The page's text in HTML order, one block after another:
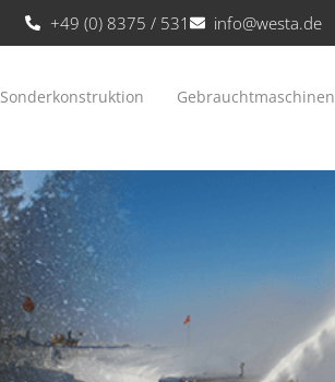
+49 (0) 8375 / 531 info@westa.de
Sonderkonstruktion Gebrauchtmaschinen